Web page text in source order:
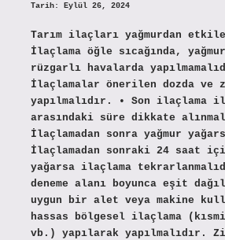
Tarih: Eylül 26, 2024
Tarım ilaçları yağmurdan
İlaçlama öğle sıcağında,
rüzgarlı havalarda
İlaçlamalar önerilen dozda ve
yapılmalıdır. • Son ilaçlama
arasındaki süre dikkate
İlaçlamadan sonra yağmur
İlaçlamadan sonraki 24 saat
yağarsa ilaçlama
deneme alanı boyunca eşit
uygun bir alet veya makine
hassas bölgesel ilaçlama
vb.) yapılarak yapılmalıdır.